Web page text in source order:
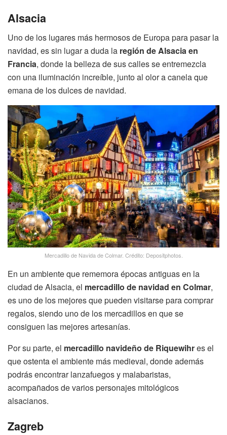
Alsacia
Uno de los lugares más hermosos de Europa para pasar la
navidad, es sin lugar a duda la región de Alsacia en
Francia, donde la belleza de sus calles se entremezcla
con una iluminación increíble, junto al olor a canela que
emana de los dulces de navidad.
Mercadillo de Navida de Colmar. Crédito: Depositphotos.
En un ambiente que rememora épocas antiguas en la
ciudad de Alsacia, el mercadillo de navidad en Colmar,
es uno de los mejores que pueden visitarse para comprar
regalos, siendo uno de los mercadillos en que se
consiguen las mejores artesanías.
Por su parte, el mercadillo navideño de Riquewihres el
que ostenta el ambiente más medieval, donde además
podrás encontrar lanzafuegos y malabaristas,
acompañados de varios personajes mitológicos
alsacianos.
Zagreb